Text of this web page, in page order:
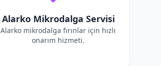
Alarko Mikrodalga Servisi
Alarko mikrodalga fırınlar için hızlı
onarım hizmeti.